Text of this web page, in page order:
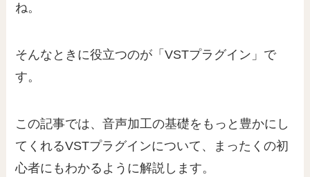
ね。
そんなときに役立つのが「VSTプラグイン」で
す。
この記事では、音声加工の基礎をもっと豊かにし
てくれるVSTプラグインについて、まったくの初
心者にもわかるように解説します。